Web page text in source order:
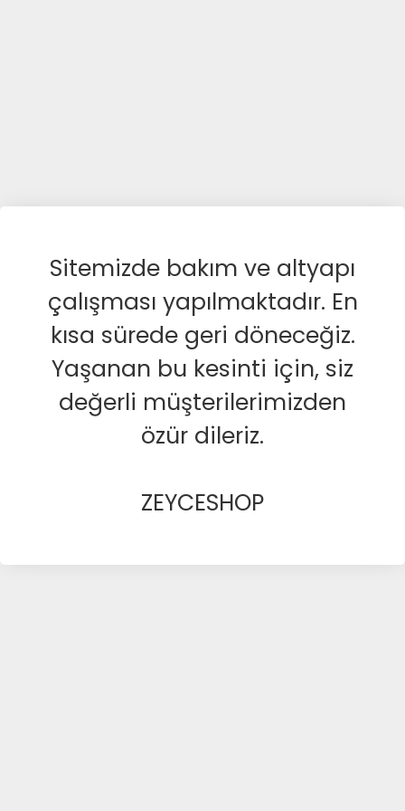
Sitemizde bakım ve altyapı
çalışması yapılmaktadır. En
kısa sürede geri döneceğiz.
Yaşanan bu kesinti için, siz
değerli müşterilerimizden
özür dileriz.
ZEYCESHOP